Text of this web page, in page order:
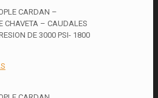
CARDAN –
CHAVETA – CAUDALES
DE 3000 PSI- 1800